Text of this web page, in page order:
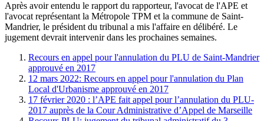
Après avoir entendu le rapport du rapporteur, l'avocat de l'APE et
l'avocat représentant la Métropole TPM et la commune de Saint-
Mandrier, le président du tribunal a mis l'affaire en délibéré. Le
jugement devrait intervenir dans les prochaines semaines.
Recours en appel pour l'annulation du PLU de Saint-Mandrier
approuvé en 2017
12 mars 2022: Recours en appel pour l'annulation du Plan
Local d'Urbanisme approuvé en 2017
17 février 2020 : l’APE fait appel pour l’annulation du PLU-
2017 auprès de la Cour Administrative d’Appel de Marseille